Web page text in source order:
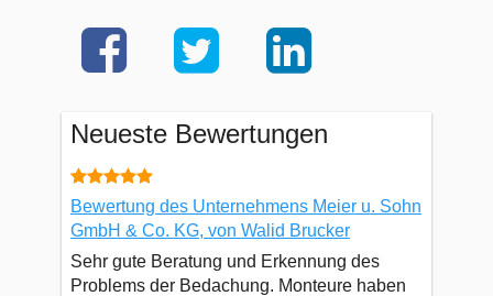
Neueste Bewertungen
Bewertung des Unternehmens Meier u. Sohn
GmbH & Co. KG, von Walid Brucker
Sehr gute Beratung und Erkennung des
Problems der Bedachung. Monteure haben